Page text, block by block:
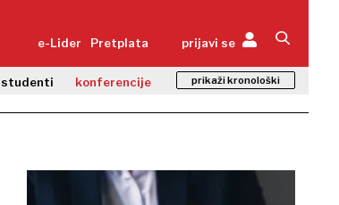
e-Lider Pretplata prijavi se
studenti konferencije prikaži kronološki